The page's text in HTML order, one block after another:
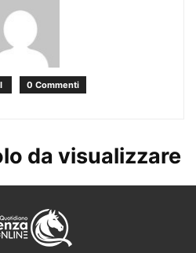
0 Commenti
da visualizzare